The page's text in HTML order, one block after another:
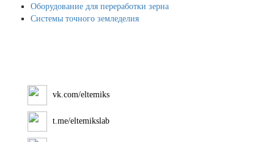
Оборудование для переработки зерна
Системы точного земледелия
vk.com/eltemiks
t.me/eltemikslab